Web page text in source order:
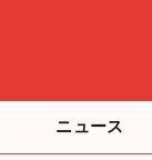
ニュース